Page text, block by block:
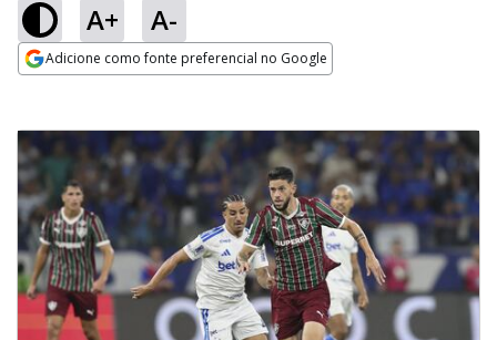
A+ A-
Adicione como fonte preferencial no Google